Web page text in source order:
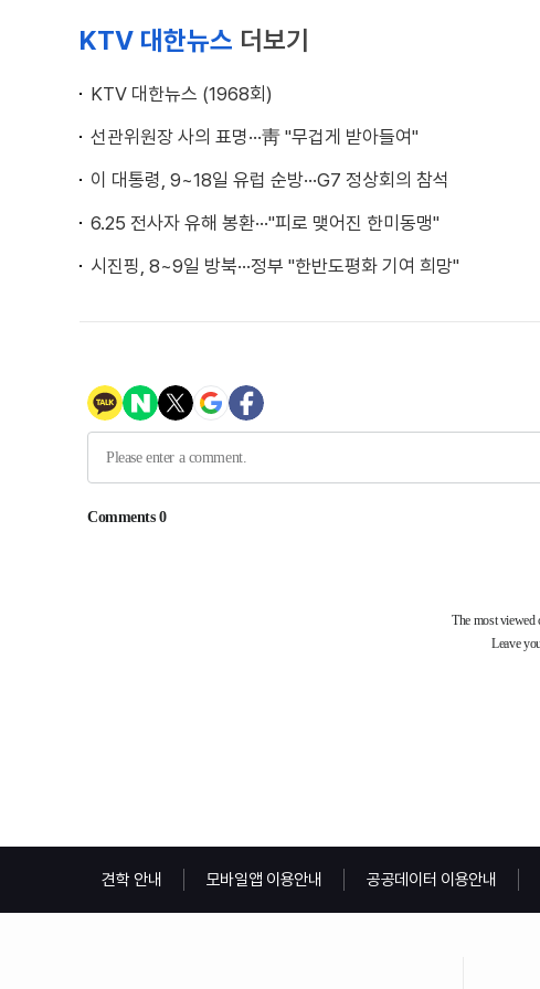
KTV 대한뉴스 더보기
KTV 대한뉴스 (1968회)
선관위원장 사의 표명···靑 "무겁게 받아들여"
이 대통령, 9~18일 유럽 순방···G7 정상회의 참석
6.25 전사자 유해 봉환···"피로 맺어진 한미동맹"
시진핑, 8~9일 방북···정부 "한반도평화 기여 희망"
견학 안내 모바일앱 이용안내 공공데이터 이용안내